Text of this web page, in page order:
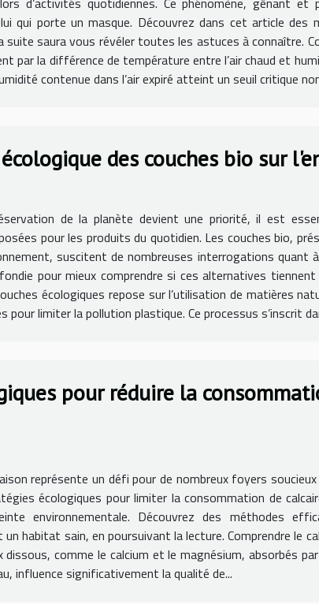
qui porte un masque. Découvrez dans cet article des
saura vous révéler toutes les astuces à connaître.
par la différence de température entre l’air chaud et
contenue dans l’air expiré atteint un seuil critique
des couches bio sur
de la planète devient une priorité, il est
pour les produits du quotidien. Les couches bio,
suscitent de nombreuses interrogations quant
pour mieux comprendre si ces alternatives
écologiques repose sur l’utilisation de matières
limiter la pollution plastique. Ce processus s’inscrit
pour réduire la
représente un défi pour de nombreux foyers
écologiques pour limiter la consommation de
environnementale. Découvrez des méthodes
habitat sain, en poursuivant la lecture. Comprendre le
comme le calcium et le magnésium, absorbés par
influence significativement la qualité de...